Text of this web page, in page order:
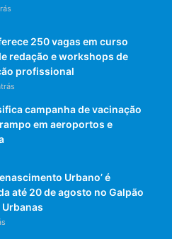
250 vagas em curso
redação e workshops de
profissional
campanha de vacinação
em aeroportos e
Urbano’ é
até 20 de agosto no Galpão